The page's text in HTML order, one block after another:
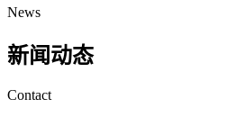
News
新闻动态
Contact